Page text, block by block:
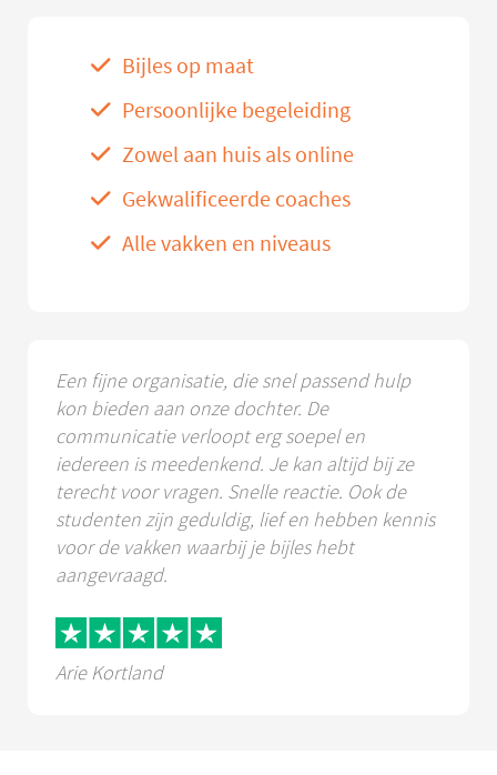
Bijles op maat
Persoonlijke begeleiding
Zowel aan huis als online
Gekwalificeerde coaches
Alle vakken en niveaus
Een fijne organisatie, die snel passend hulp
kon bieden aan onze dochter. De
communicatie verloopt erg soepel en
iedereen is meedenkend. Je kan altijd bij ze
terecht voor vragen. Snelle reactie. Ook de
studenten zijn geduldig, lief en hebben kennis
voor de vakken waarbij je bijles hebt
aangevraagd.
Arie Kortland